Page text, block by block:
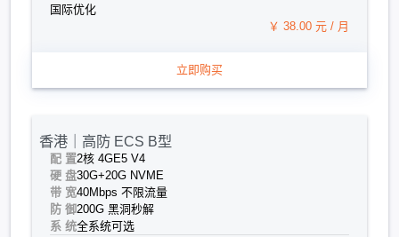
国际优化
￥ 38.00 元 / 月
立即购买
香港｜高防 ECS B型
配 置2核 4GE5 V4
硬 盘30G+20G NVME
带 宽40Mbps 不限流量
防 御200G 黑洞秒解
系 统全系统可选